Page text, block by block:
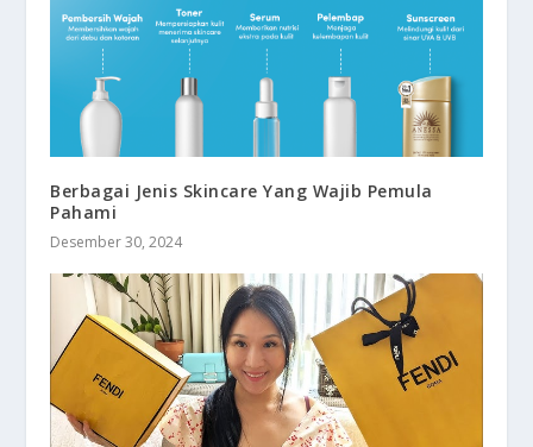
Berbagai Jenis Skincare Yang Wajib Pemula
Pahami
Desember 30, 2024